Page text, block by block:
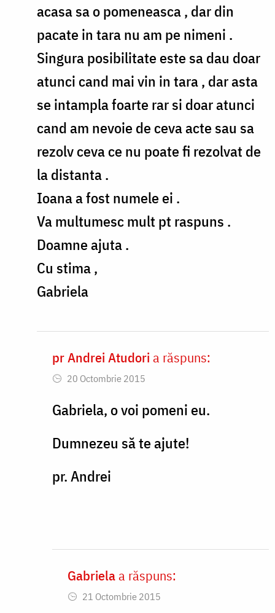
vorbește
cu
cineva
by
andrei.atudori
acasa sa o pomeneasca , dar din
pacate in tara nu am pe nimeni .
Singura posibilitate este sa dau doar
atunci cand mai vin in tara , dar asta
se intampla foarte rar si doar atunci
cand am nevoie de ceva acte sau sa
rezolv ceva ce nu poate fi rezolvat de
la distanta .
Ioana a fost numele ei .
Va multumesc mult pt raspuns .
Doamne ajuta .
Cu stima ,
Gabriela
In
reply
to
,
ar
bine
Gabriela
pr Andrei Atudori a răspuns:
20 Octombrie 2015
Gabriela, o voi pomeni eu.
Dumnezeu să te ajute!
pr. Andrei
In
reply
Gabriela a răspuns:
21 Octombrie 2015